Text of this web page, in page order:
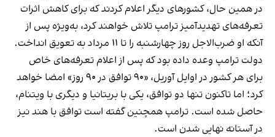
در همین حال، کشورهای دیگر اعلام کردند که برای کاهش اثرات
تعرفه‌های تهدیدآمیز ترامپ تلاش خواهند کرد، به‌ویژه پس از
آنکه او ضرب‌الاجل روز چهارشنبه را تا ۱۱ مرداد به تعویق انداخت.
دولت ترامپ وعده داده بود که پس از اعلام تعرفه‌های خاص
برای هر کشور در اوایل آوریل، «۹۰ توافق در ۹۰ روز» امضا خواهد
کرد؛ اما تاکنون تنها دو توافق، یکی با بریتانیا و دیگری با ویتنام،
حاصل شده است. ترامپ همچنین گفته است توافق با هند نیز
در آستانه نهایی شدن است.